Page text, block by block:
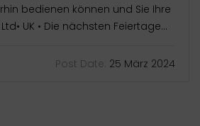
bedienen können und Sie Ihre
UK • Die nächsten Feiertage...
Post Date: 25 März 2024